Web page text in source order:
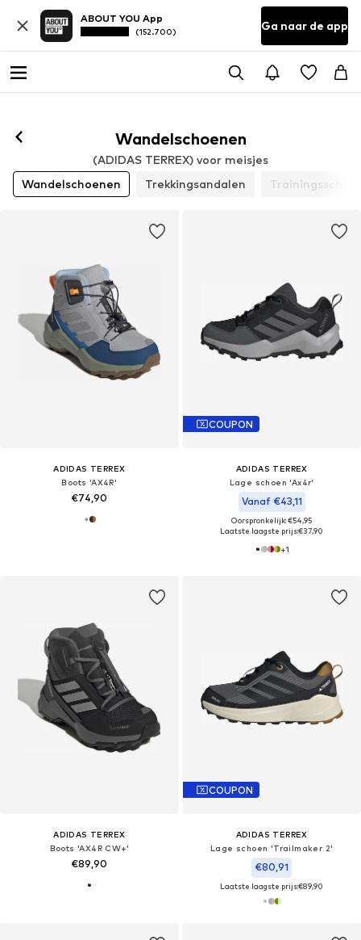
ABOUT YOU App
(152.700) Ga naar de app
Wandelschoenen
(ADIDAS TERREX) voor meisjes
Wandelschoenen
Trekkingsandalen
ADIDAS TERREX
Boots 'AX4R'
€74,90
COUPON
ADIDAS TERREX
Lage schoen 'Ax4r'
Vanaf €43,11
Oorspronkelijk: €54,95
Laatste laagste prijs:€37,90
+1
ADIDAS TERREX
Boots 'AX4R CW+'
€89,90
COUPON
ADIDAS TERREX
Lage schoen 'Trailmaker 2'
€80,91
Laatste laagste prijs:€89,90